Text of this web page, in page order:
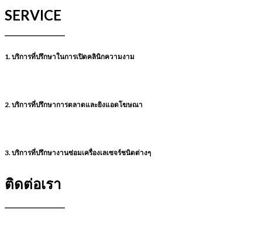
SERVICE
1. บริการที่ปรึกษาในการเปิดคลินิกความงาม
2. บริการที่ปรึกษาการตลาดและยิงแอดโฆษณา
3. บริการที่ปรึกษางานซ่อมเครื่องเลเซจร์ชนิดต่างๆ
ติดต่อเรา